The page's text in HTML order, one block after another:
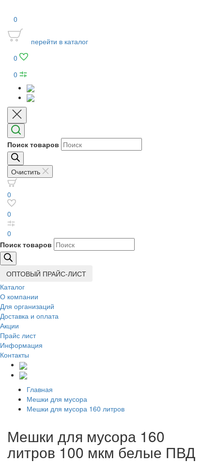
0
перейти в каталог
0
0
Поиск товаров
Очистить
0
0
0
Поиск товаров
ОПТОВЫЙ ПРАЙС-ЛИСТ
Каталог
О компании
Для организаций
Доставка и оплата
Акции
Прайс лист
Информация
Контакты
Главная
Мешки для мусора
Мешки для мусора 160 литров
Мешки для мусора 160
литров 100 мкм белые ПВД